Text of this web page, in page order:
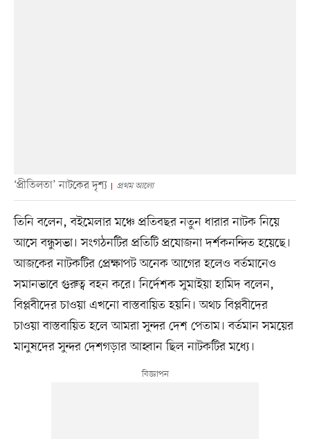
‘প্রীতিলতা’ নাটকের দৃশ্য প্রথম আলো
তিনি বলেন, বইমেলার মঞ্চে প্রতিবছর নতুন ধারার নাটক নিয়ে
আসে বন্ধুসভা। সংগঠনটির প্রতিটি প্রযোজনা দর্শকনন্দিত হয়েছে।
আজকের নাটকটির প্রেক্ষাপট অনেক আগের হলেও বর্তমানেও
সমানভাবে গুরুত্ব বহন করে। নির্দেশক সুমাইয়া হামিদ বলেন,
বিপ্লবীদের চাওয়া এখনো বাস্তবায়িত হয়নি। অথচ বিপ্লবীদের
চাওয়া বাস্তবায়িত হলে আমরা সুন্দর দেশ পেতাম। বর্তমান সময়ের
মানুষদের সুন্দর দেশগড়ার আহ্বান ছিল নাটকটির মধ্যে।